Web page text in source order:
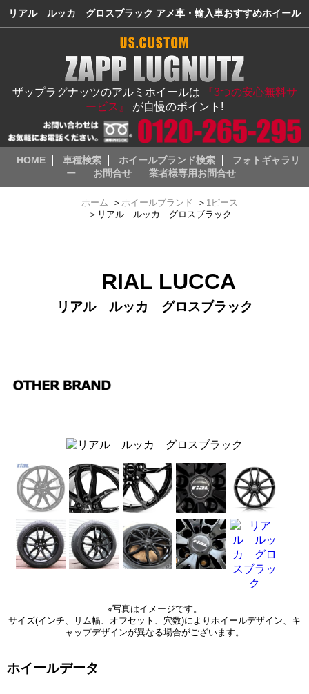
リアル ルッカ グロスブラック アメ車・輸入車おすすめホイール
ザップラグナッツのアルミホイールは
『3つの安心無料サ
ービス』 が自慢のポイント!
HOME 車種検索 ホイールブランド検索
フォトギャラリ
ー
お問合せ 業者様専用お問合せ
ホーム ＞ ホイールブランド ＞ 1ピース
＞ リアル ルッカ グロスブラック
RIAL LUCCA
リアル ルッカ グロスブラック
※写真はイメージです。
サイズ(インチ、リム幅、オフセット、穴数)によりホイールデザイン、キ
ャップデザインが異なる場合がございます。
ホイールデータ